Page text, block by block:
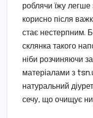
роблячи їжу
корисно після
стає нестерпним.
склянка такого
ніби розчиняючи
матеріалами з
натуральний
сечу, що очищує